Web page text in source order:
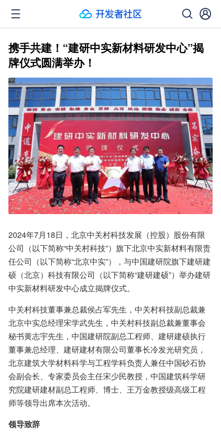
携手共建！“建研中实新材料研发中心”揭
牌仪式圆满举办！
2024年7月18日，北京中关村科技发展（控股）股份有限
公司（以下简称“中关村科技”）旗下北京中实新材料有限责
任公司（以下简称“北京中实”），与中国建研院旗下建研建
硕（北京）科技有限公司（以下简称“建研建硕”）举办建研
中实新材料研发中心成立揭牌仪式。
中关村科技董事兼总裁侯占军先生，中关村科技副总裁兼
北京中实总经理宋学武先生，中关村科技副总裁兼董事会
秘书黄志宇先生，中国建研院副总工程师、建研建硕执行
董事兼总经理、建研建材有限公司董事长冷发光研究员，
北京建筑大学材料科学与工程学科负责人兼任中国砂石协
会副会长、专家委员会主任宋少民教授，中国建筑科学研
究院建研建材副总工程师、博士、王万金教授级高级工程
师等领导出席本次活动。
领导致辞